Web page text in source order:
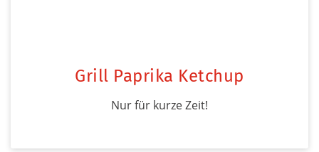
Grill Paprika Ketchup
Nur für kurze Zeit!